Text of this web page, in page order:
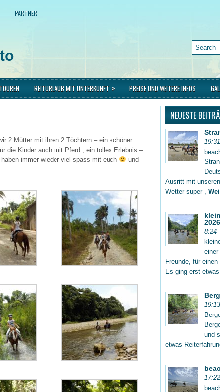
PARTNER
REITURLAUB MIT UNTERKUNFT » PREISE UND WEITERE INFOS
2 Mütter mit ihren 2 Töchtern – ein schöner
die Kinder auch mit Pferd , ein tolles Erlebnis –
immer wieder viel spass mit euch
und
NEUESTE
19:31
Ausritt mit
Wetter super ,
2026
8:24
einer
Freunde, für
Es ging erst
19:13
und
etwas
17:22